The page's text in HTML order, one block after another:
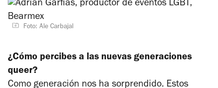
Foto: Ale Carbajal
¿Cómo percibes a las nuevas generaciones
queer?
Como generación nos ha sorprendido. Estos